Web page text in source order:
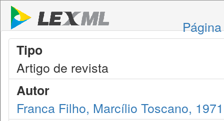
Tipo
Artigo de revista
Autor
Franca Filho, Marcílio Toscano, 1971